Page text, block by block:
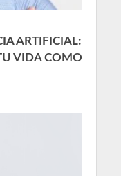
ARTIFICIAL:
VIDA COMO